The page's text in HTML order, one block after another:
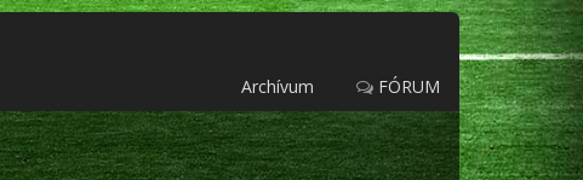
Archívum FÓRUM